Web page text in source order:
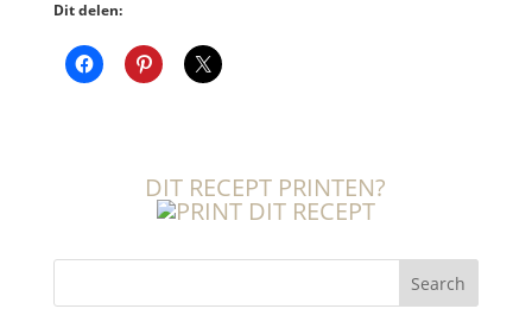
Dit delen:
DIT RECEPT PRINTEN?
Search